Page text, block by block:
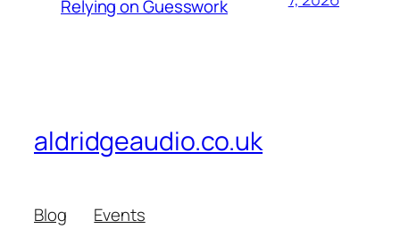
Relying on Guesswork
aldridgeaudio.co.uk
Blog
Events